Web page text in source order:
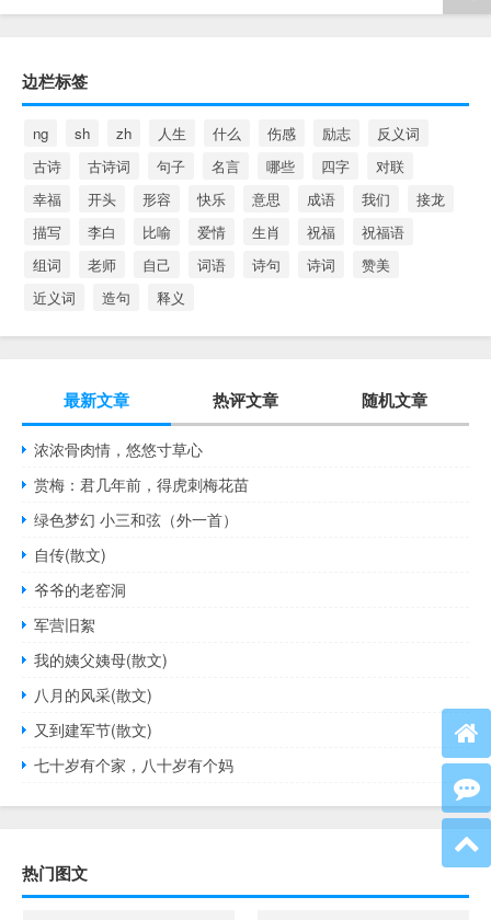
边栏标签
ng sh zh 人生 什么 伤感 励志
反义词
古诗
古诗词 句子 名言 哪些 四字
对联
幸福
开头 形容 快乐 意思 成语 我们
接龙
描写
李白 比喻 爱情 生肖 祝福
祝福语
组词
老师 自己 词语 诗句 诗词
赞美
近义词
造句 释义
最新文章 热评文章 随机文章
浓浓骨肉情，悠悠寸草心
赏梅：君几年前，得虎刺梅花苗
绿色梦幻 小三和弦（外一首）
自传(散文)
爷爷的老窑洞
军营旧絮
我的姨父姨母(散文)
八月的风采(散文)
又到建军节(散文)
七十岁有个家，八十岁有个妈
热门图文